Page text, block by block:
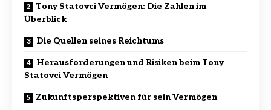
Tony Statovci Vermögen: Die Zahlen im
Überblick
Die Quellen seines Reichtums
Herausforderungen und Risiken beim Tony
Statovci Vermögen
Zukunftsperspektiven für sein Vermögen